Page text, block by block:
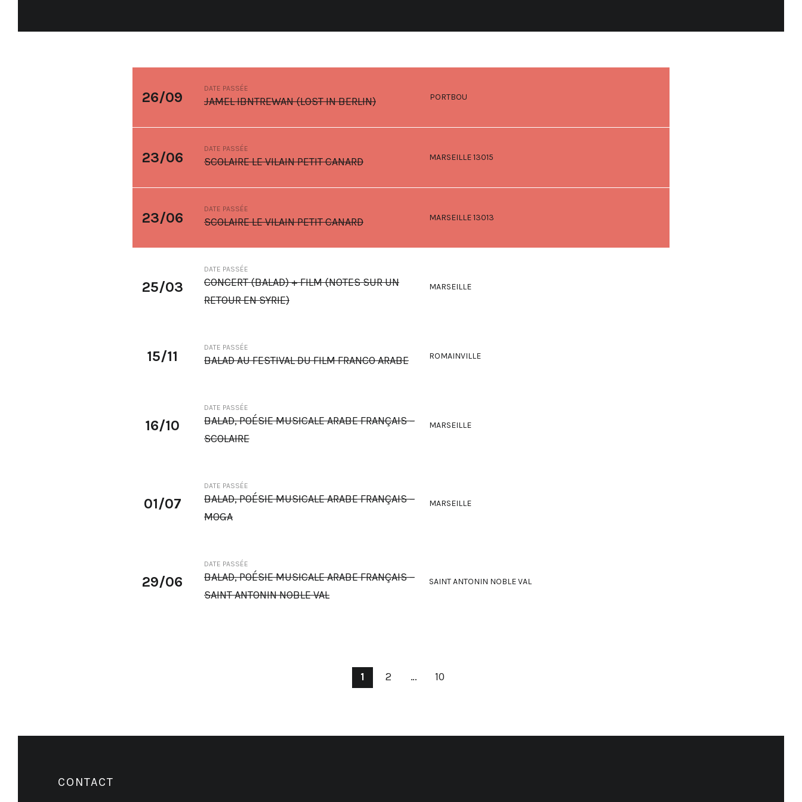
26/09
DATE PASSÉE
JAMEL IBNTREWAN (LOST IN BERLIN) PORTBOU
23/06
DATE PASSÉE
SCOLAIRE LE VILAIN PETIT CANARD MARSEILLE 13015
23/06
DATE PASSÉE
SCOLAIRE LE VILAIN PETIT CANARD MARSEILLE 13013
25/03
DATE PASSÉE
CONCERT (BALAD) + FILM (NOTES SUR UN
RETOUR EN SYRIE)
MARSEILLE
15/11
DATE PASSÉE
BALAD AU FESTIVAL DU FILM FRANCO ARABE ROMAINVILLE
16/10
DATE PASSÉE
BALAD, POÉSIE MUSICALE ARABE FRANÇAIS –
SCOLAIRE
MARSEILLE
01/07
DATE PASSÉE
BALAD, POÉSIE MUSICALE ARABE FRANÇAIS –
MOGA
MARSEILLE
29/06
DATE PASSÉE
BALAD, POÉSIE MUSICALE ARABE FRANÇAIS –
SAINT ANTONIN NOBLE VAL
SAINT ANTONIN NOBLE VAL
1 2 … 10
CONTACT